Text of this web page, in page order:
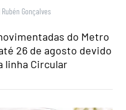
Rubén Gonçalves
do Metro
26 de agosto devido
linha Circular